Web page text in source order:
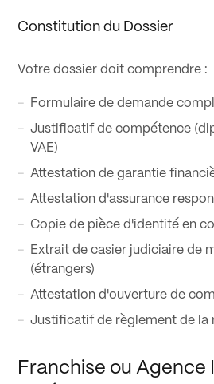
Constitution du Dossier
Votre dossier doit comprendre :
Formulaire de demande
Justificatif de compétence
VAE)
Attestation de garantie
Attestation d'assurance
Copie de pièce d'identité en
Extrait de casier judiciaire de
(étrangers)
Attestation d'ouverture de
Justificatif de règlement de la
Franchise ou Agence